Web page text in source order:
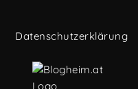
Datenschutzerklärung